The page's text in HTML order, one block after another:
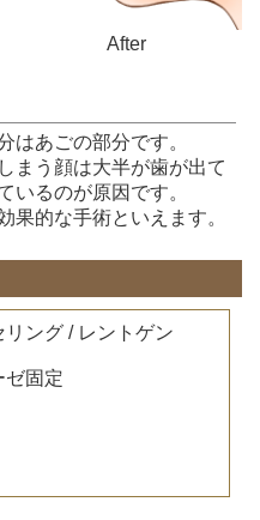
After
はあごの部分です。
まう顔は大半が歯が出て
いるのが原因です。
果的な手術といえます。
リング / レントゲン
ゼ固定